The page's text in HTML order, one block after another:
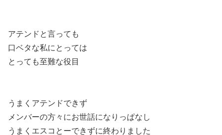
アテンドと言っても
口ベタな私にとっては
とっても至難な役目
うまくアテンドできず
メンバーの方々にお世話になりっぱなし
うまくエスコとーできずに終わりました